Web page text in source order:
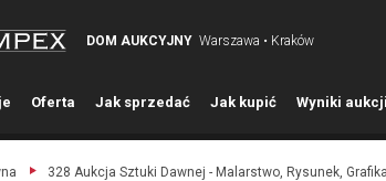
DOM AUKCYJNY Warszawa • Kraków
Oferta Jak sprzedać Jak kupić Wyniki aukcji
328 Aukcja Sztuki Dawnej - Malarstwo, Rysunek,